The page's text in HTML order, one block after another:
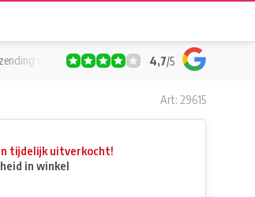
vanaf €50 Verzending vanaf BE €4,95 -
4,7/5
Art: 29615
tijdelijk uitverkocht!
in winkel